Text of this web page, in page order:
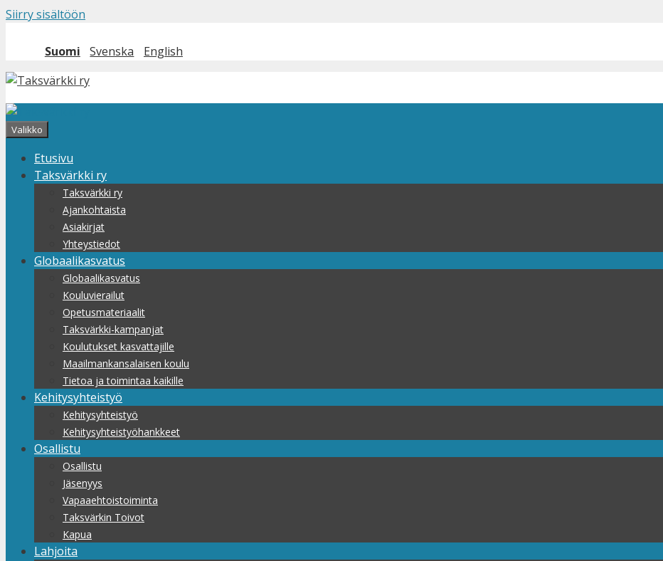
Siirry sisältöön
Suomi Svenska English
Valikko
Etusivu
Taksvärkki ry
Taksvärkki ry
Ajankohtaista
Asiakirjat
Yhteystiedot
Globaalikasvatus
Globaalikasvatus
Kouluvierailut
Opetusmateriaalit
Taksvärkki-kampanjat
Koulutukset kasvattajille
Maailmankansalaisen koulu
Tietoa ja toimintaa kaikille
Kehitysyhteistyö
Kehitysyhteistyö
Kehitysyhteistyöhankkeet
Osallistu
Osallistu
Jäsenyys
Vapaaehtoistoiminta
Taksvärkin Toivot
Kapua
Lahjoita